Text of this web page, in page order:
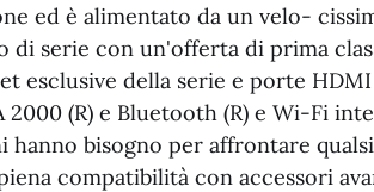
ed è alimentato da un velo-
di serie con un'offerta di prima
esclusive della serie e porte
2000 (R) e Bluetooth (R) e Wi-Fi
hanno bisogno per affrontare
compatibilità con accessori